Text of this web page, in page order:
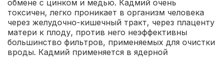
обмене с цинком и медью. Кадмий очень
токсичен, легко проникает в организм человека
через желудочно-кишечный тракт, через плаценту
матери к плоду, против него неэффективны
большинство фильтров, применяемых для очистки
вроды. Кадмий применяется в ядерной